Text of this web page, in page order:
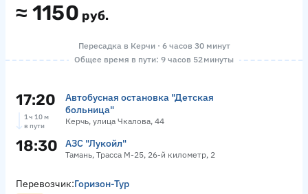
≈ 1150 руб.
Пересадка в Керчи · 6 часов 30 минут
Общее время в пути: 9 часов 52 минуты
17:20
Автобусная остановка "Детская
больница"
Керчь, улица Чкалова, 44
1 ч 10 м
в пути
18:30 АЗС "Лукойл"
Тамань, Трасса М-25, 26-й километр, 2
Перевозчик:Горизон-Тур